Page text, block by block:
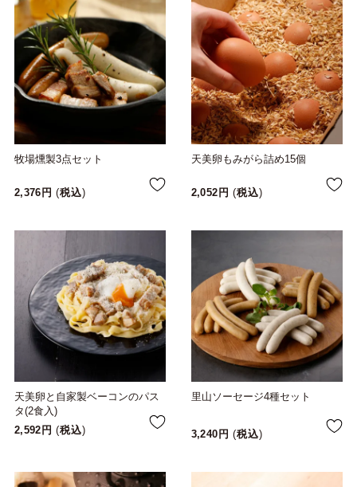
牧場燻製3点セット
2,376 税込
天美卵もみがら詰め15個
2,052 税込
天美卵と自家製ベーコンのパス
タ(2食入)
2,592
税込
里山ソーセージ4種セット
3,240 税込